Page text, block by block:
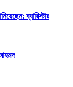
ব্যারিস্টার